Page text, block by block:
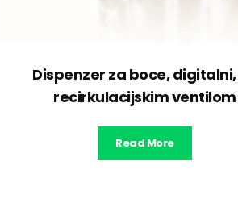
Dispenzer za boce,
recirkulacijskim ventilom
Read More